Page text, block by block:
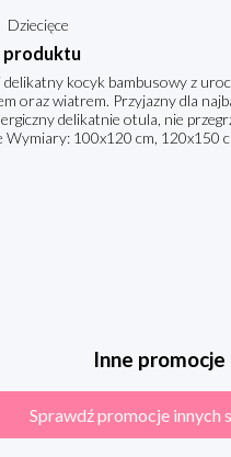
Dziecięce
produktu
delikatny kocyk bambusowy z
oraz wiatrem. Przyjazny dla
delikatnie otula, nie
Wymiary: 100x120 cm, 120x150
Inne promocje
Sprawdź promocje innych